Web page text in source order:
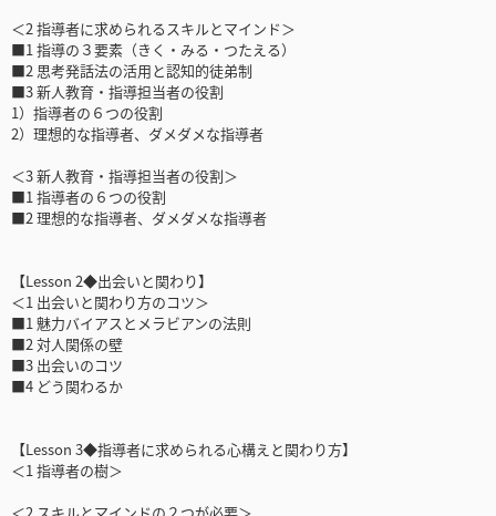
＜2 指導者に求められるスキルとマインド＞
■1 指導の３要素（きく・みる・つたえる）
■2 思考発話法の活用と認知的徒弟制
■3 新人教育・指導担当者の役割
1）指導者の６つの役割
2）理想的な指導者、ダメダメな指導者
＜3 新人教育・指導担当者の役割＞
■1 指導者の６つの役割
■2 理想的な指導者、ダメダメな指導者
【Lesson 2◆出会いと関わり】
＜1 出会いと関わり方のコツ＞
■1 魅力バイアスとメラビアンの法則
■2 対人関係の壁
■3 出会いのコツ
■4 どう関わるか
【Lesson 3◆指導者に求められる心構えと関わり方】
＜1 指導者の樹＞